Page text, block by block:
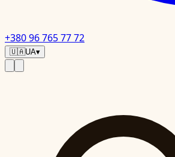
+380 96 765 77 72
🇺🇦UA▾